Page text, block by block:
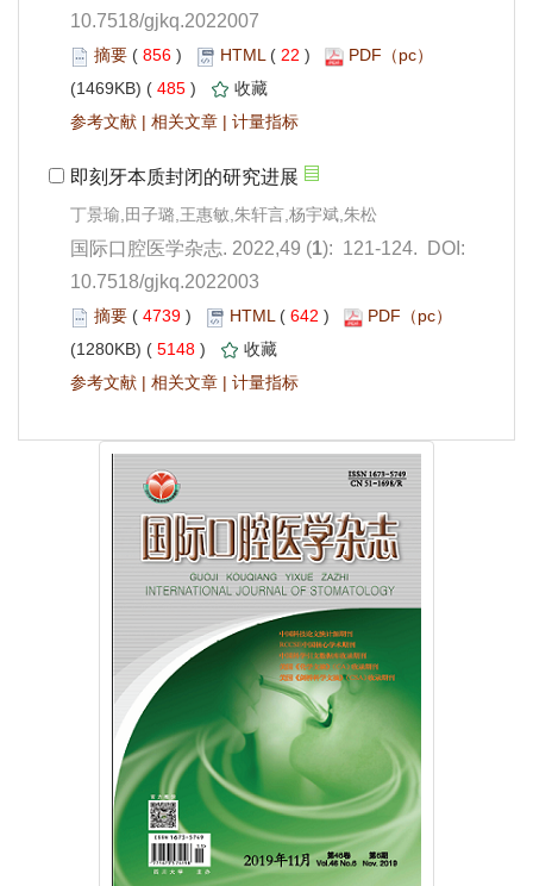
10.7518/gjkq.2022007
856 ) 22 )
485 )
|
|
): 121-124. DOI:
10.7518/gjkq.2022003
4739 ) 642 )
5148 )
|
|